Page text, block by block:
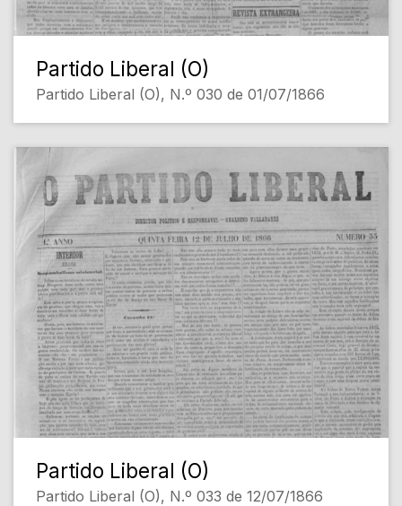
Partido Liberal (O)
Partido Liberal (O), N.º 030 de 01/07/1866
Partido Liberal (O)
Partido Liberal (O), N.º 033 de 12/07/1866